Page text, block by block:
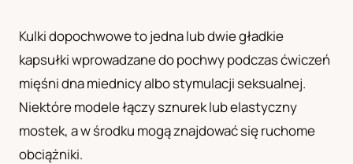
Polityka redakcyjna
Polski Русский
UA
Українська
Kulki dopochwowe to jedna lub dwie gładkie
kapsułki wprowadzane do pochwy podczas ćwiczeń
mięśni dna miednicy albo stymulacji seksualnej.
Niektóre modele łączy sznurek lub elastyczny
mostek, a w środku mogą znajdować się ruchome
obciążniki.